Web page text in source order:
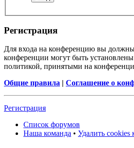
Регистрация
Для входа на конференцию вы должны
конференции могут быть
политикой, принятыми на
Общие правила | Соглашение о
Регистрация
Список форумов
Наша команда • Удалить cookies